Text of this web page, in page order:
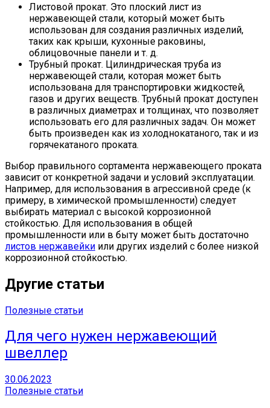
Листовой прокат. Это плоский лист из
нержавеющей стали, который может быть
использован для создания различных изделий,
таких как крыши, кухонные раковины,
облицовочные панели и т. д.
Трубный прокат. Цилиндрическая труба из
нержавеющей стали, которая может быть
использована для транспортировки жидкостей,
газов и других веществ. Трубный прокат доступен
в различных диаметрах и толщинах, что позволяет
использовать его для различных задач. Он может
быть произведен как из холоднокатаного, так и из
горячекатаного проката.
Выбор правильного сортамента нержавеющего проката
зависит от конкретной задачи и условий эксплуатации.
Например, для использования в агрессивной среде (к
примеру, в химической промышленности) следует
выбирать материал с высокой коррозионной
стойкостью. Для использования в общей
промышленности или в быту может быть достаточно
листов нержавейки или других изделий с более низкой
коррозионной стойкостью.
Другие статьи
Полезные статьи
Для чего нужен нержавеющий
швеллер
30.06.2023
Полезные статьи